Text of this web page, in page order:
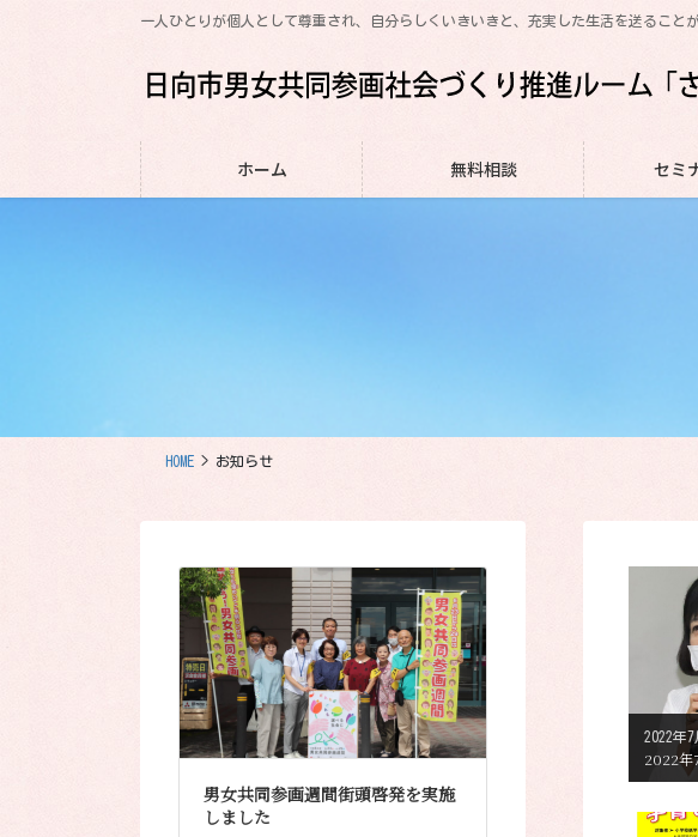
一人ひとりが個人として尊重され、自分らしくいきいきと、充実した生活を送ること
ホーム 無料相談 セミ
HOME お知らせ
2022年
2022年
男女共同参画週間街頭啓発を実施
しました